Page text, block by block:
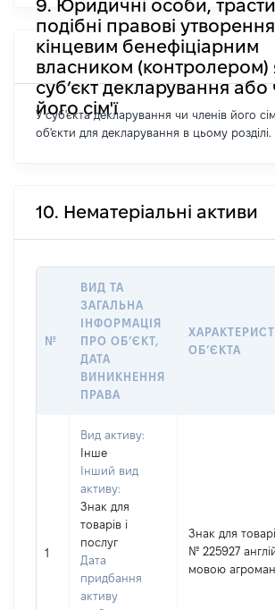
9. Юридичні особи,
подібні правові
кінцевим бенефіціарним
власником (контролером)
суб’єкт декларування
його сім'ї
У суб'єкта декларування чи членів його
об'єкти для декларування в цьому розділі.
10. Нематеріальні активи
№
ВИД ТА
ЗАГАЛЬНА
ІНФОРМАЦІЯ
ПРО ОБʼЄКТ,
ДАТА
ВИНИКНЕННЯ
ПРАВА
ОБʼЄКТА
1
Вид активу:
Інше
Інший вид
активу:
Знак для
товарів і
послуг
Дата
придбання
активу
Знак для
№ 225927
мовою